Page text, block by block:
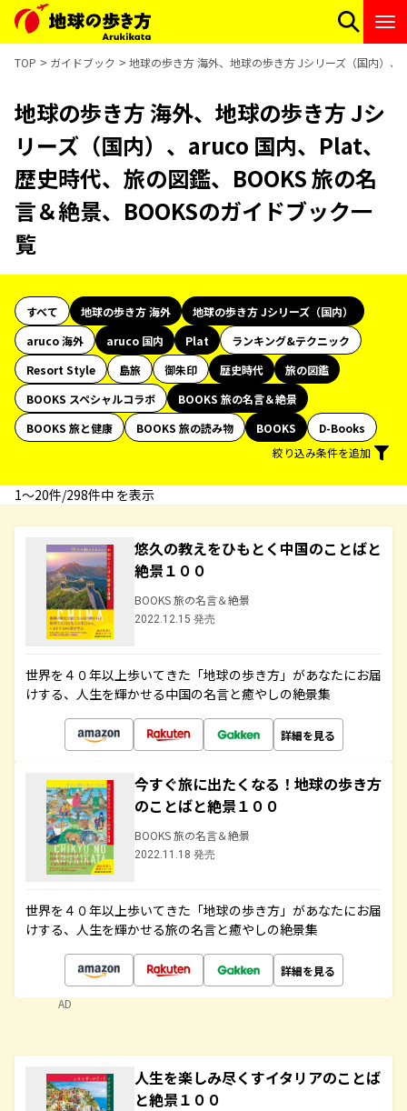
TOP ガイドブック 地球の歩き方 海外、地球の歩き方 Jシリーズ（国内）
地球の歩き方 海外、地球の歩き方 Jシ
リーズ（国内）、aruco 国内、Plat、
歴史時代、旅の図鑑、BOOKS 旅の名
言＆絶景、BOOKSのガイドブック一
覧
すべて 地球の歩き方 海外
地球の歩き方 Jシリーズ（国内）
aruco 海外
aruco 国内 Plat
ランキング&テクニック
Resort Style
島旅 御朱印 歴史時代
旅の図鑑
BOOKS スペシャルコラボ
BOOKS 旅の名言＆絶景
BOOKS 旅と健康
BOOKS 旅の読み物 BOOKS
D-Books
絞り込み条件を追加
1〜20件/298件中 を表示
悠久の教えをひもとく中国のことばと
絶景１００
BOOKS 旅の名言＆絶景
2022.12.15 発売
世界を４０年以上歩いてきた「地球の歩き方」があなたにお届
けする、人生を輝かせる中国の名言と癒やしの絶景集
詳細を見る
今すぐ旅に出たくなる！地球の歩き方
のことばと絶景１００
BOOKS 旅の名言＆絶景
2022.11.18 発売
世界を４０年以上歩いてきた「地球の歩き方」があなたにお届
けする、人生を輝かせる旅の名言と癒やしの絶景集
詳細を見る
AD
人生を楽しみ尽くすイタリアのことば
と絶景１００